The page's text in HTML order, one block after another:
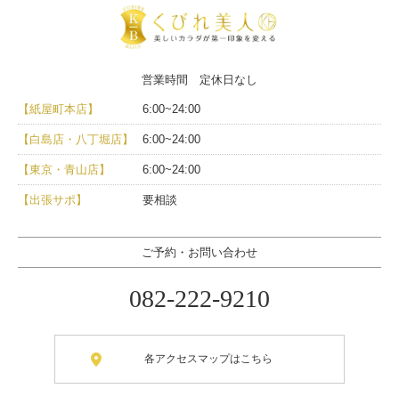
営業時間 定休日なし
【紙屋町本店】 6:00~24:00
【白島店・八丁堀店】 6:00~24:00
【東京・青山店】 6:00~24:00
【出張サポ】 要相談
ご予約・お問い合わせ
082-222-9210
各アクセスマップはこちら